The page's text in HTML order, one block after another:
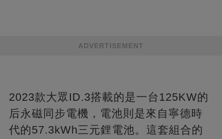
ADVERTISEMENT
2023款大眾ID.3搭載的是一台125KW的
后永磁同步電機，電池則是來自寧德時
代的57.3kWh三元鋰電池。這套組合的